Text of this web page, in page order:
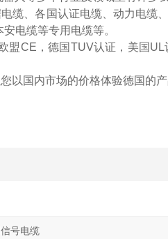
缆、各国认证电缆、动力电缆
电缆等专用电缆等。
盟CE，德国TUV认证，美国
以国内市场的价格体验德国的产